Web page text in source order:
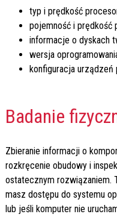
typ i prędkość
pojemność i prędkość
informacje o dyskach
wersja
konfiguracja
Badanie
Zbieranie informacji o
rozkręcenie obudowy i
ostatecznym rozwiązaniem.
masz dostępu do systemu
lub jeśli komputer nie